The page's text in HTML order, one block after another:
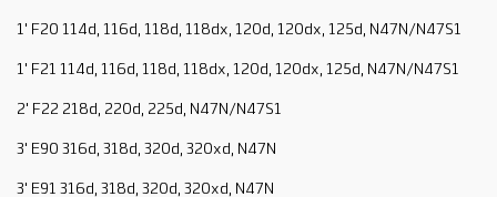
1' F20 114d, 116d, 118d, 118dx, 120d, 120dx, 125d, N47N/N47S1
1' F21 114d, 116d, 118d, 118dx, 120d, 120dx, 125d, N47N/N47S1
2' F22 218d, 220d, 225d, N47N/N47S1
3' E90 316d, 318d, 320d, 320xd, N47N
3' E91 316d, 318d, 320d, 320xd, N47N